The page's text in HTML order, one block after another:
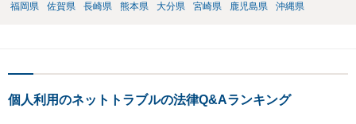
福岡県
佐賀県 長崎県 熊本県 大分県 宮崎県 鹿児島県 沖縄県
個人利用のネットトラブルの法律Q&Aランキング